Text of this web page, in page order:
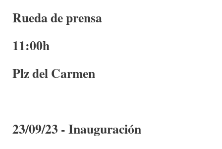
Rueda de prensa
11:00h
Plz del Carmen
23/09/23 - Inauguración